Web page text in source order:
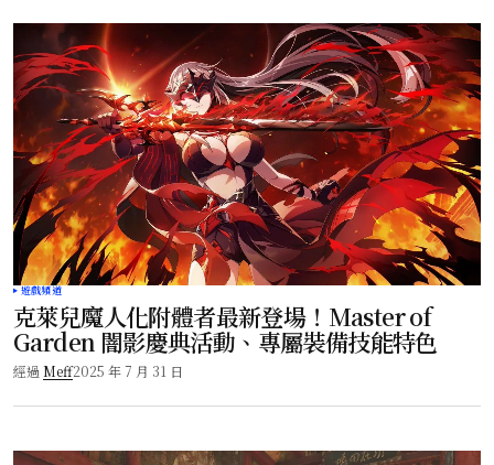
遊戲頻道
克萊兒魔人化附體者最新登場！Master of
Garden 闇影慶典活動、專屬裝備技能特色
經過 Meff2025 年 7 月 31 日